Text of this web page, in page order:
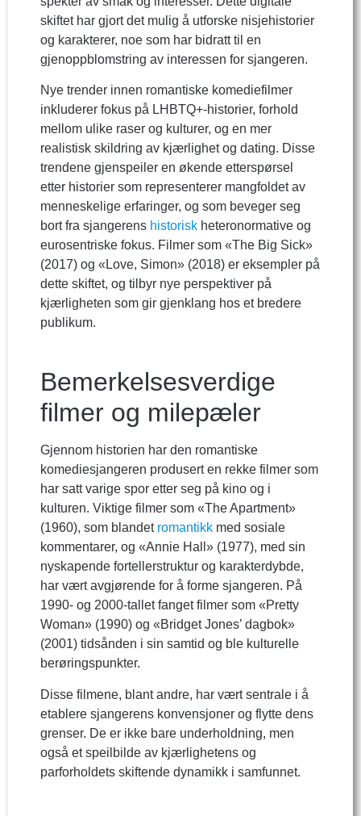
skiftet har gjort det mulig å utforske nisjehistorier
og karakterer, noe som har bidratt til en
gjenoppblomstring av interessen for sjangeren.
Nye trender innen romantiske komediefilmer
inkluderer fokus på LHBTQ+-historier, forhold
mellom ulike raser og kulturer, og en mer
realistisk skildring av kjærlighet og dating. Disse
trendene gjenspeiler en økende etterspørsel
etter historier som representerer mangfoldet av
menneskelige erfaringer, og som beveger seg
bort fra sjangerens historisk heteronormative og
eurosentriske fokus. Filmer som «The Big Sick»
(2017) og «Love, Simon» (2018) er eksempler på
dette skiftet, og tilbyr nye perspektiver på
kjærligheten som gir gjenklang hos et bredere
publikum.
Bemerkelsesverdige
filmer og milepæler
Gjennom historien har den romantiske
komediesjangeren produsert en rekke filmer som
har satt varige spor etter seg på kino og i
kulturen. Viktige filmer som «The Apartment»
(1960), som blandet romantikk med sosiale
kommentarer, og «Annie Hall» (1977), med sin
nyskapende fortellerstruktur og karakterdybde,
har vært avgjørende for å forme sjangeren. På
1990- og 2000-tallet fanget filmer som «Pretty
Woman» (1990) og «Bridget Jones’ dagbok»
(2001) tidsånden i sin samtid og ble kulturelle
berøringspunkter.
Disse filmene, blant andre, har vært sentrale i å
etablere sjangerens konvensjoner og flytte dens
grenser. De er ikke bare underholdning, men
også et speilbilde av kjærlighetens og
parforholdets skiftende dynamikk i samfunnet.